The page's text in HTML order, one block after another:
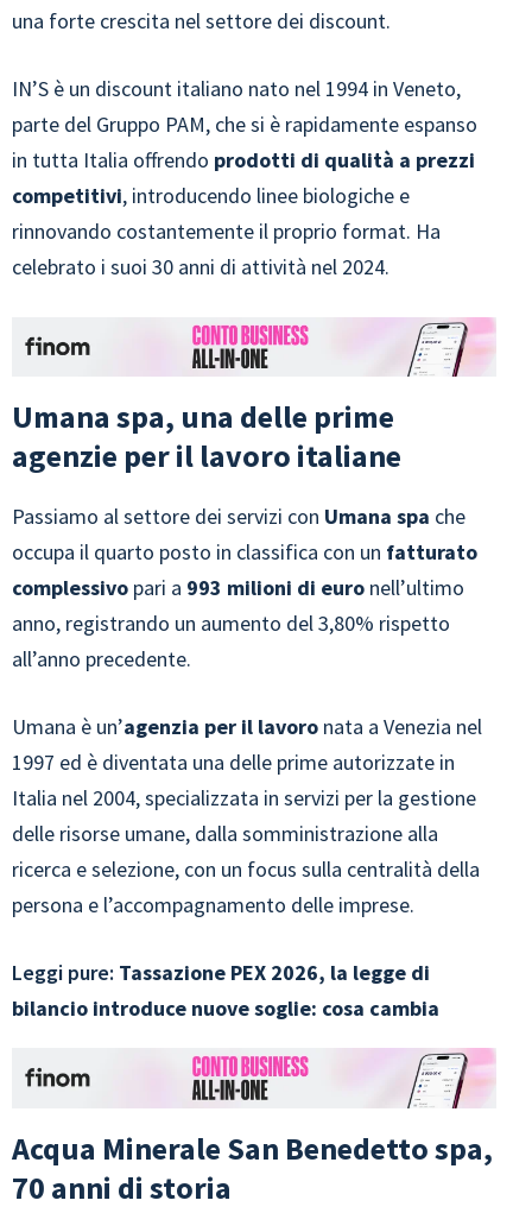
una forte crescita nel settore dei discount.
IN’S è un discount italiano nato nel 1994 in Veneto,
parte del Gruppo PAM, che si è rapidamente espanso
in tutta Italia offrendo prodotti di qualità a prezzi
competitivi, introducendo linee biologiche e
rinnovando costantemente il proprio format. Ha
celebrato i suoi 30 anni di attività nel 2024.
Umana spa, una delle prime
agenzie per il lavoro italiane
Passiamo al settore dei servizi con Umana spa che
occupa il quarto posto in classifica con un fatturato
complessivo pari a 993 milioni di euro nell’ultimo
anno, registrando un aumento del 3,80% rispetto
all’anno precedente.
Umana è un’agenzia per il lavoro nata a Venezia nel
1997 ed è diventata una delle prime autorizzate in
Italia nel 2004, specializzata in servizi per la gestione
delle risorse umane, dalla somministrazione alla
ricerca e selezione, con un focus sulla centralità della
persona e l’accompagnamento delle imprese.
Leggi pure: Tassazione PEX 2026, la legge di
bilancio introduce nuove soglie: cosa cambia
Acqua Minerale San Benedetto spa,
70 anni di storia